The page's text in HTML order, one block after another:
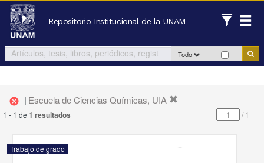
Repositorio Institucional de la UNAM
Todo
cancel | Escuela de Ciencias Químicas, UIA
1 - 1 de 1 resultados /1
Trabajo de grado